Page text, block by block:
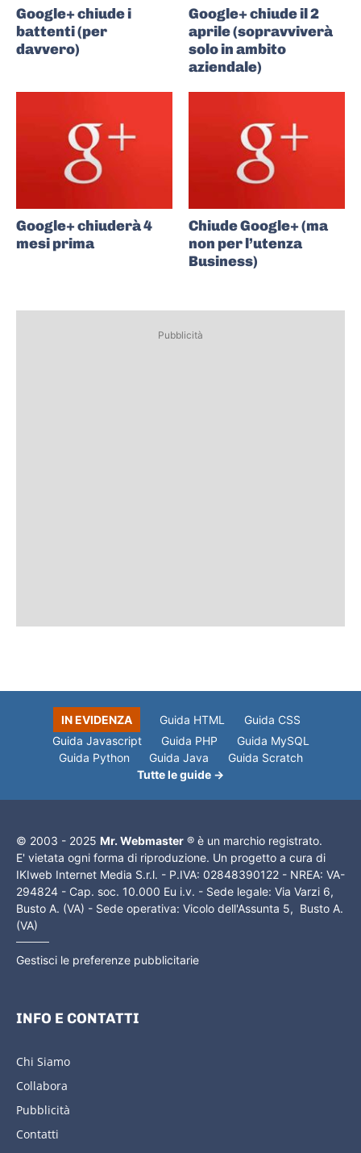
Google+ chiude i
battenti (per
davvero)
Google+ chiude il 2
aprile (sopravviverà
solo in ambito
aziendale)
Google+ chiuderà 4
mesi prima
Chiude Google+ (ma
non per l’utenza
Business)
Pubblicità
IN EVIDENZA Guida HTML
Guida CSS
Guida Javascript
Guida PHP
Guida MySQL
Guida Python
Guida Java
Guida Scratch
Tutte le guide →
© 2003 - 2025 Mr. Webmaster ® è un marchio registrato.
E' vietata ogni forma di riproduzione. Un progetto a cura di
IKIweb Internet Media S.r.l. - P.IVA: 02848390122 - NREA: VA-
294824 - Cap. soc. 10.000 Eu i.v. - Sede legale: Via Varzi 6,
Busto A. (VA) - Sede operativa: Vicolo dell'Assunta 5, Busto A.
(VA)
Gestisci le preferenze pubblicitarie
INFO E CONTATTI
Chi Siamo
Collabora
Pubblicità
Contatti